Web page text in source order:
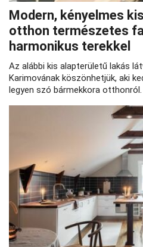
Modern, kényelmes
otthon természetes
harmonikus terekkel
Az alábbi kis alapterületű lakás
Karimovának köszönhetjük, aki
legyen szó bármekkora otthonról.